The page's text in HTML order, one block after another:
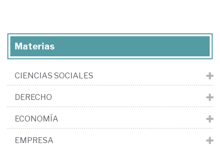
Materias
CIENCIAS SOCIALES
DERECHO
ECONOMÍA
EMPRESA